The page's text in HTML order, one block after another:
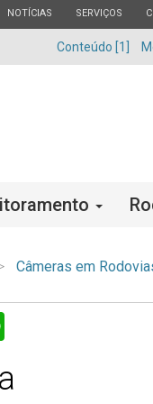
ESTADO
NOTÍCIAS ESTADO
SERVIÇOS
Conteúdo [1]
Câmeras em
WhatsApp